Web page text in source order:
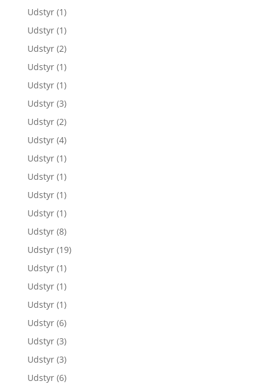
Udstyr (1)
Udstyr (1)
Udstyr (2)
Udstyr (1)
Udstyr (1)
Udstyr (3)
Udstyr (2)
Udstyr (4)
Udstyr (1)
Udstyr (1)
Udstyr (1)
Udstyr (1)
Udstyr (8)
Udstyr (19)
Udstyr (1)
Udstyr (1)
Udstyr (1)
Udstyr (6)
Udstyr (3)
Udstyr (3)
Udstyr (6)